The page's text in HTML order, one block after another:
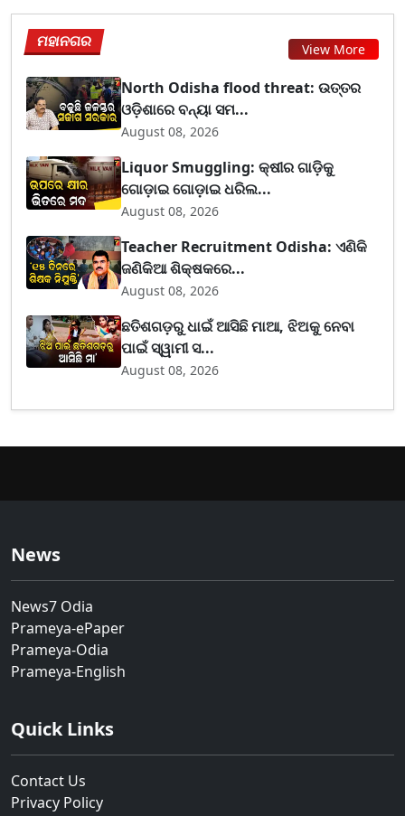
ମହାନଗର View More
North Odisha flood threat: ଉତ୍ତର
ଓଡ଼ିଶାରେ ବନ୍ୟା ସମ...
August 08, 2026
Liquor Smuggling: କ୍ଷୀର ଗାଡ଼ିକୁ
ଗୋଡ଼ାଇ ଗୋଡ଼ାଇ ଧରିଲ...
August 08, 2026
Teacher Recruitment Odisha: ଏଣିକି
ଜଣିକିଆ ଶିକ୍ଷକରେ...
August 08, 2026
ଛତିଶଗଡ଼ରୁ ଧାଇଁ ଆସିଛି ମାଆ, ଝିଅକୁ ନେବା
ପାଇଁ ସ୍ୱାମୀ ସ...
August 08, 2026
News
News7 Odia
Prameya-ePaper
Prameya-Odia
Prameya-English
Quick Links
Contact Us
Privacy Policy